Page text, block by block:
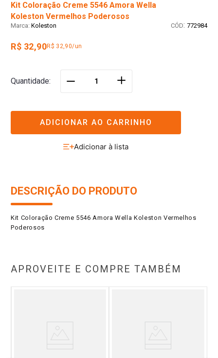
Kit Coloração Creme 5546 Amora Wella
Koleston Vermelhos Poderosos
Koleston : 772984
R$ 32,90R$ 32,90/un
Quantidade ＋
ADICIONAR AO CARRINHO
DESCRIÇÃO DO PRODUTO
Kit Coloração Creme 5546 Amora Wella Koleston Vermelhos
Poderosos
APROVEITE E COMPRE TAMBÉM